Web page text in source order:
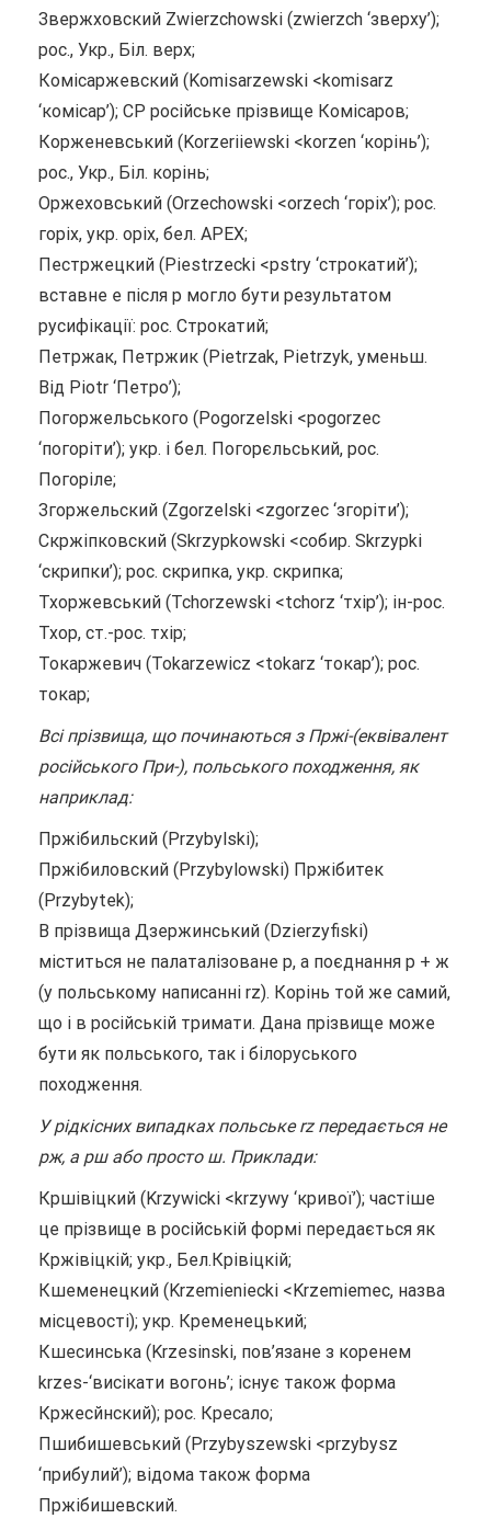
Звержховский Zwierzchowski (zwierzch ‘зверху’);
рос., Укр., Біл. верх;
Комісаржевский (Komisarzewski <komisarz
‘комісар’); СР російське прізвище Комісаров;
Корженевський (Korzeriiewski <korzen ‘корінь’);
рос., Укр., Біл. корінь;
Оржеховський (Orzechowski <orzech ‘горіх’); рос.
горіх, укр. opix, бел. АРЕХ;
Пестржецкий (Piestrzecki <pstry ‘строкатий’);
вставне е після р могло бути результатом
русифікації: рос. Строкатий;
Петржак, Петржик (Pietrzak, Pietrzyk, уменьш.
Від Piotr ‘Петро’);
Погоржельського (Pogorzelski <pogorzec
‘погоріти’); укр. і бел. Погорєльський, рос.
Погоріле;
Згоржельский (Zgorzelski <zgorzec ‘згоріти’);
Скржіпковский (Skrzypkowski <собир. Skrzypki
‘скрипки’); рос. скрипка, укр. скрипка;
Тхоржевський (Tchorzewski <tchorz ‘тхір’); ін-рос.
Тхор, ст.-рос. тхір;
Токаржевич (Tokarzewicz <tokarz ‘токар’); рос.
токар;
Всі прізвища, що починаються з Пржі-(еквівалент
російського При-), польського походження, як
наприклад:
Пржібильский (Przybylski);
Пржібиловский (Przybylowski) Пржібитек
(Przybytek);
В прізвища Дзержинський (Dzierzyfiski)
міститься не палаталізоване р, а поєднання р + ж
(у польському написанні rz). Корінь той же самий,
що і в російській тримати. Дана прізвище може
бути як польського, так і білоруського
походження.
У рідкісних випадках польське rz передається не
рж, а рш або просто ш. Приклади:
Кршівіцкий (Krzywicki <krzywy ‘кривої’); частіше
це прізвище в російській формі передається як
Кржівіцкій; укр., Бел.Крівіцкій;
Кшеменецкий (Krzemieniecki <Krzemiemec, назва
місцевості); укр. Кременецький;
Кшесинська (Krzesinski, пов’язане з коренем
krzes-‘висікати вогонь’; існує також форма
Кржесйнский); рос. Кресало;
Пшибишевський (Przybyszewski <przybysz
‘прибулий’); відома також форма
Пржібишевский.